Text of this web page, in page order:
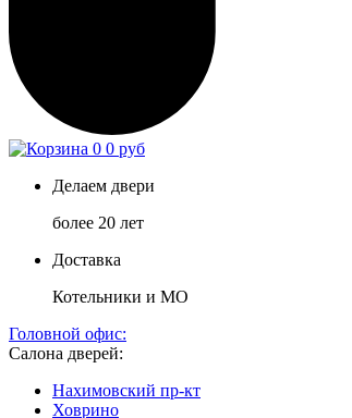
0 0 руб
Делаем двери
более 20 лет
Доставка
Котельники и МО
Головной офис:
Салона дверей:
Нахимовский пр-кт
Ховрино